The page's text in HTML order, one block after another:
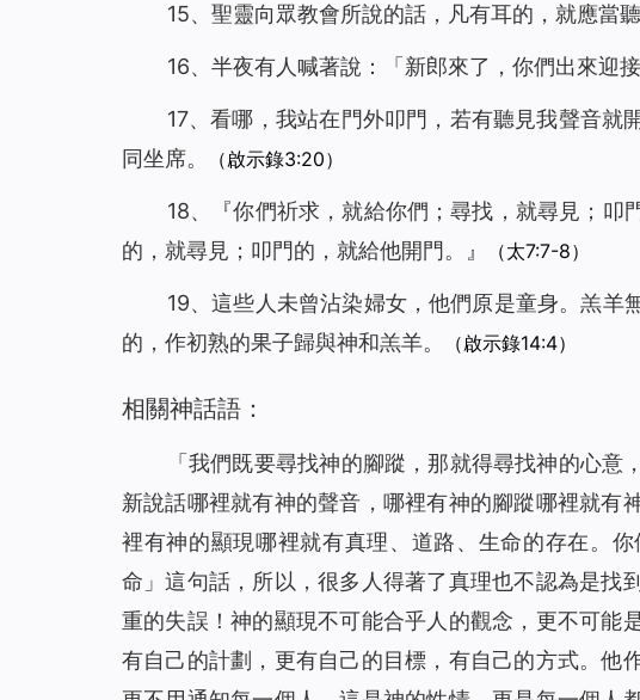
15、聖靈向眾教會所說的話，凡有耳的，就應當聽
16、半夜有人喊著說：「新郎來了，你們出來迎接
17、看哪，我站在門外叩門，若有聽見我聲音
同坐席。
（啟示錄3:20）
18、『你們祈求，就給你們；尋找，就尋見；
的，就尋見；叩門的，就給他開門。』
（太7:7-8）
19、這些人未曾沾染婦女，他們原是童身。羔
的，作初熟的果子歸與神和羔羊。
（啟示錄14:4）
相關神話語：
「我們既要尋找神的腳蹤，那就得尋找神的心
新說話哪裡就有神的聲音，哪裡有神的腳蹤哪裡就有
裡有神的顯現哪裡就有真理、道路、生命的存在。
命」這句話，所以，很多人得著了真理也不認為是找
重的失誤！神的顯現不可能合乎人的觀念，更不可能
有自己的計劃，更有自己的目標，有自己的方式。他